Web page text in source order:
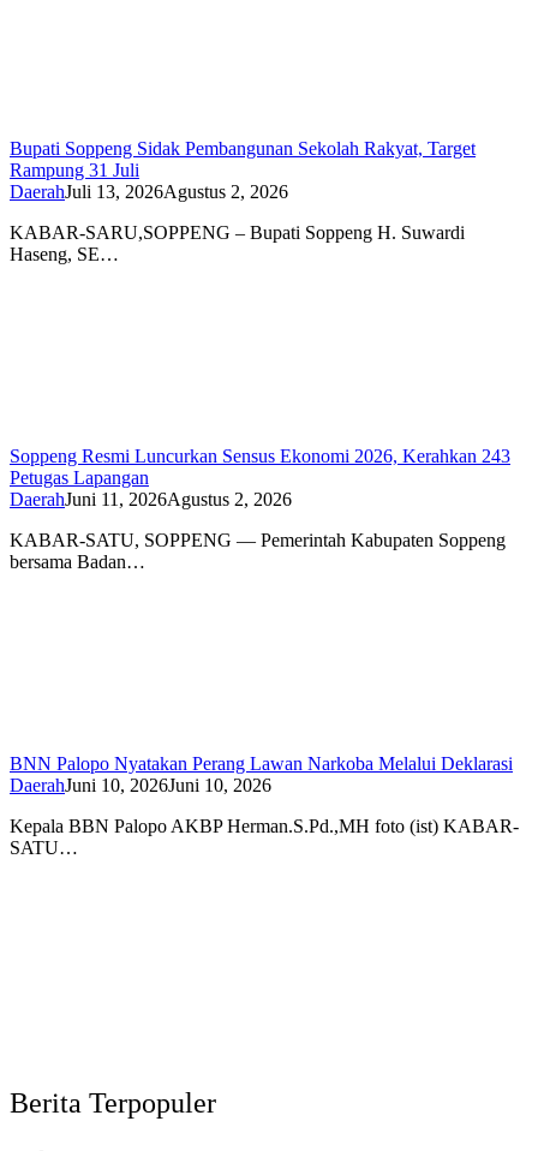
Bupati Soppeng Sidak Pembangunan Sekolah Rakyat, Target
Rampung 31 Juli
DaerahJuli 13, 2026Agustus 2, 2026
KABAR-SARU,SOPPENG – Bupati Soppeng H. Suwardi
Haseng, SE…
Soppeng Resmi Luncurkan Sensus Ekonomi 2026, Kerahkan 243
Petugas Lapangan
DaerahJuni 11, 2026Agustus 2, 2026
KABAR-SATU, SOPPENG — Pemerintah Kabupaten Soppeng
bersama Badan…
BNN Palopo Nyatakan Perang Lawan Narkoba Melalui Deklarasi
DaerahJuni 10, 2026Juni 10, 2026
Kepala BBN Palopo AKBP Herman.S.Pd.,MH foto (ist) KABAR-
SATU…
Berita Terpopuler